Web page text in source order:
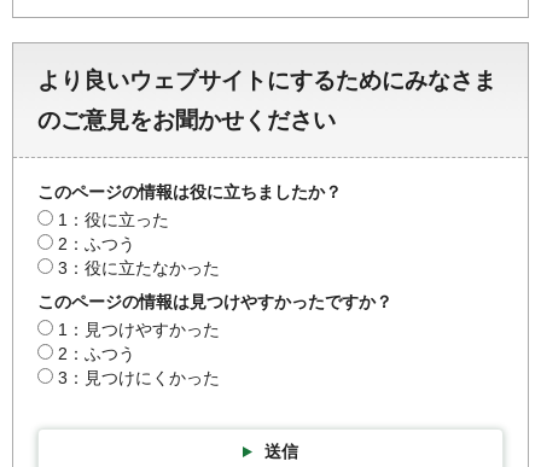
より良いウェブサイトにするためにみなさま
のご意見をお聞かせください
このページの情報は役に立ちましたか？
1：役に立った
2：ふつう
3：役に立たなかった
このページの情報は見つけやすかったですか？
1：見つけやすかった
2：ふつう
3：見つけにくかった
送信